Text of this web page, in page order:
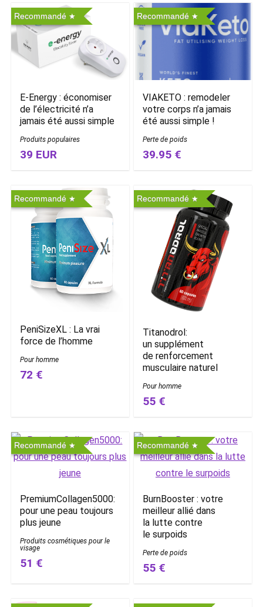
Recommandé
E-Energy : économiser
de l’électricité n’a
jamais été aussi simple
Produits populaires
39 EUR
Recommandé
VIAKETO : remodeler
votre corps n’a jamais
été aussi simple !
Perte de poids
39.95 €
Recommandé
PeniSizeXL : La vrai
force de l’homme
Pour homme
72 €
Recommandé
Titanodrol:
un supplément
de renforcement
musculaire naturel
Pour homme
55 €
Recommandé
PremiumCollagen5000:
pour une peau toujours
plus jeune
Produits cosmétiques pour le
visage
51 €
Recommandé
BurnBooster : votre
meilleur allié dans
la lutte contre
le surpoids
Perte de poids
55 €